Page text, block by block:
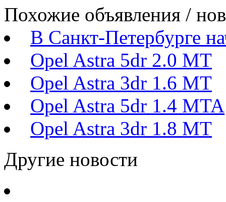
Похожие объявления /
В Санкт-Петербурге
Opel Astra 5dr 2.0 MT
Opel Astra 3dr 1.6 MT
Opel Astra 5dr 1.4 MTA
Opel Astra 3dr 1.8 MT
Другие новости